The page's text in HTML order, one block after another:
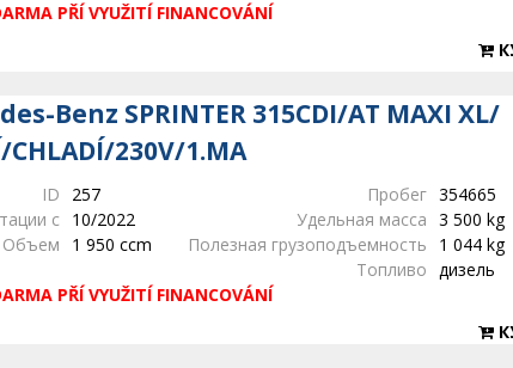
PŘÍ VYUŽITÍ FINANCOVÁNÍ
Benz SPRINTER 315CDI/AT MAXI XL/
CHLADÍ/230V/1.MA
ID 257 Пробег 354665
с 10/2022 Удельная масса 3 500 kg
Объем
1 950 ccm Полезная грузоподъемность
1 044 kg
Топливо дизель
PŘÍ VYUŽITÍ FINANCOVÁNÍ